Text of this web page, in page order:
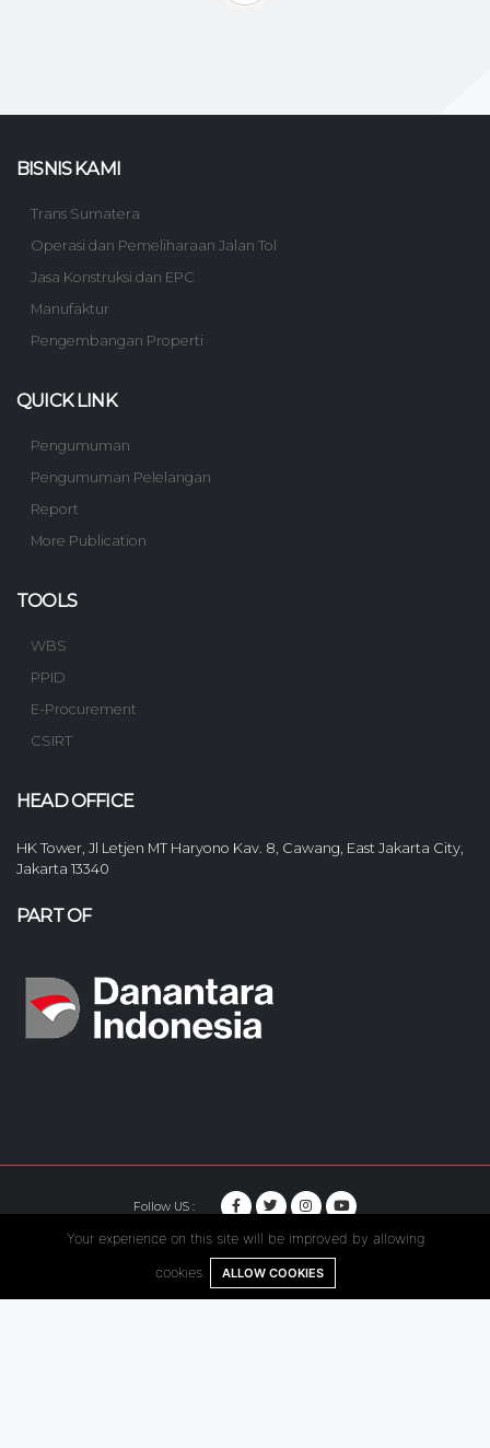
BISNIS KAMI
Trans Sumatera
Operasi dan Pemeliharaan Jalan Tol
Jasa Konstruksi dan EPC
Manufaktur
Pengembangan Properti
QUICK LINK
Pengumuman
Pengumuman Pelelangan
Report
More Publication
TOOLS
WBS
PPID
E-Procurement
CSIRT
HEAD OFFICE
HK Tower, Jl Letjen MT Haryono Kav. 8, Cawang, East Jakarta City,
Jakarta 13340
PART OF
Follow US :
© Copyright 2020. Hutama Karya All Rights Reserved.
Your experience on this site will be improved by allowing
cookies. ALLOW COOKIES